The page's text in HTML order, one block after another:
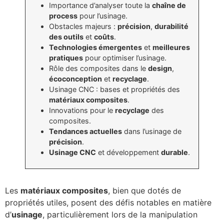
Importance d’analyser toute lachaîne de
process pour l’usinage.
Obstacles majeurs :précision,durabilité
des outils etcoûts.
Technologies émergentes etmeilleures
pratiques pour optimiser l’usinage.
Rôle des composites dans ledesign,
écoconception etrecyclage.
Usinage CNC : bases et propriétés des
matériaux composites.
Innovations pour lerecyclage des
composites.
Tendances actuelles dans l’usinage de
précision.
Usinage CNC et développementdurable.
Les matériaux composites, bien que dotés de
propriétés utiles, posent des défis notables en matière
d’usinage, particulièrement lors de la manipulation